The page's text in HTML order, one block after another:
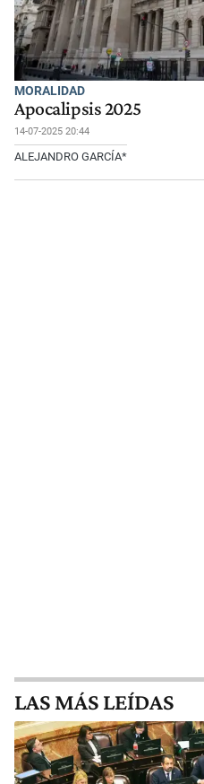
MORALIDAD
Apocalipsis 2025
14-07-2025 20:44
ALEJANDRO GARCÍA*
LAS MÁS LEÍDAS